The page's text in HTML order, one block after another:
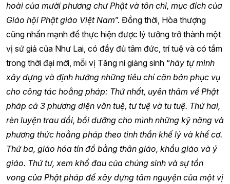
hoài của mười phương chư Phật và tôn chỉ, mục đích của
Giáo hội Phật giáo Việt Nam”. Đồng thời, Hòa thượng
cũng nhấn mạnh để thực hiện được lý tưởng trở thành một
vị sứ giả của Như Lai, có đầy đủ tâm đức, trí tuệ và có tầm
trong thời đại mới, mỗi vị Tăng ni giảng sinh “hãy tự mình
xây dựng và định hướng những tiêu chí căn bản phục vụ
cho công tác hoằng pháp: Thứ nhất, uyên thâm về Phật
pháp cả 3 phương diện văn tuệ, tư tuệ và tu tuệ. Thứ hai,
rèn luyện trau dồi, bồi dưỡng cho mình những kỹ năng và
phương thức hoằng pháp theo tinh thần khế lý và khế cơ.
Thứ ba, giáo hóa tín đồ bằng thân giáo, khẩu giáo và ý
giáo. Thứ tư, xem khổ đau của chúng sinh và sự tồn
vong của Phật pháp để xây dựng tâm nguyện của một vị